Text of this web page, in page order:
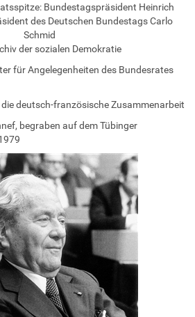
Bundestagspräsident Heinrich
des Deutschen Bundestags Carlo
Schmid
der sozialen Demokratie
für Angelegenheiten des Bundesrates
deutsch-französische Zusammenarbeit
begraben auf dem Tübinger